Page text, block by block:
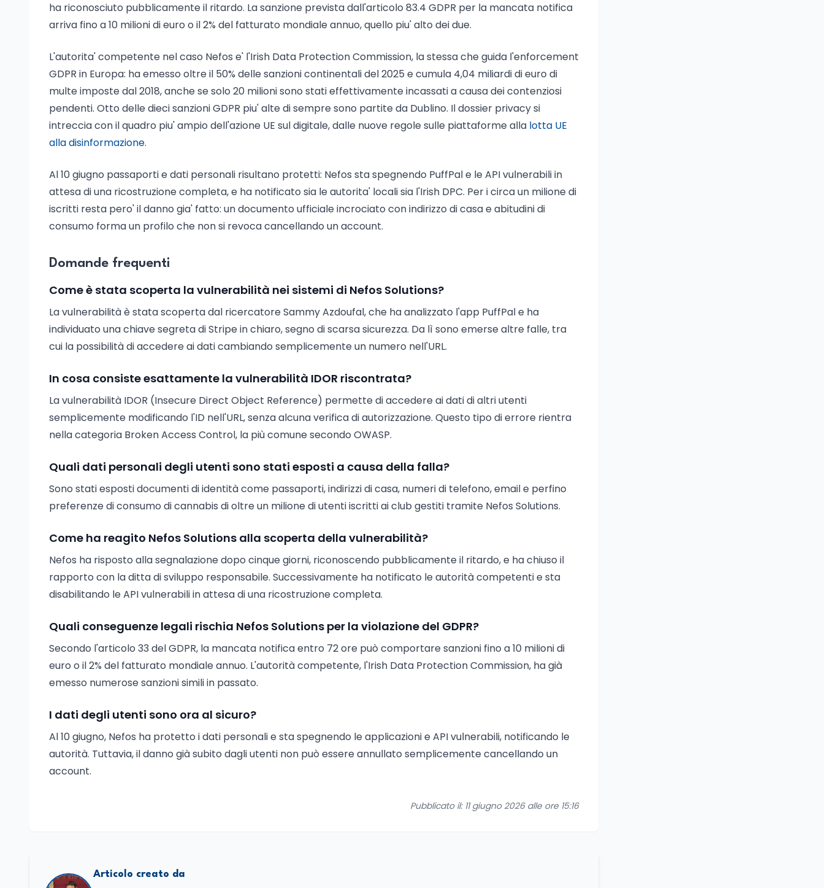
ha riconosciuto pubblicamente il ritardo. La sanzione prevista dall'articolo 83.4 GDPR per la mancata notifica
arriva fino a 10 milioni di euro o il 2% del fatturato mondiale annuo, quello piu' alto dei due.
L'autorita' competente nel caso Nefos e' l'Irish Data Protection Commission, la stessa che guida l'enforcement
GDPR in Europa: ha emesso oltre il 50% delle sanzioni continentali del 2025 e cumula 4,04 miliardi di euro di
multe imposte dal 2018, anche se solo 20 milioni sono stati effettivamente incassati a causa dei contenziosi
pendenti. Otto delle dieci sanzioni GDPR piu' alte di sempre sono partite da Dublino. Il dossier privacy si
intreccia con il quadro piu' ampio dell'azione UE sul digitale, dalle nuove regole sulle piattaforme alla lotta UE
alla disinformazione.
Al 10 giugno passaporti e dati personali risultano protetti: Nefos sta spegnendo PuffPal e le API vulnerabili in
attesa di una ricostruzione completa, e ha notificato sia le autorita' locali sia l'Irish DPC. Per i circa un milione di
iscritti resta pero' il danno gia' fatto: un documento ufficiale incrociato con indirizzo di casa e abitudini di
consumo forma un profilo che non si revoca cancellando un account.
Domande frequenti
Come è stata scoperta la vulnerabilità nei sistemi di Nefos Solutions?
La vulnerabilità è stata scoperta dal ricercatore Sammy Azdoufal, che ha analizzato l'app PuffPal e ha
individuato una chiave segreta di Stripe in chiaro, segno di scarsa sicurezza. Da lì sono emerse altre falle, tra
cui la possibilità di accedere ai dati cambiando semplicemente un numero nell'URL.
In cosa consiste esattamente la vulnerabilità IDOR riscontrata?
La vulnerabilità IDOR (Insecure Direct Object Reference) permette di accedere ai dati di altri utenti
semplicemente modificando l'ID nell'URL, senza alcuna verifica di autorizzazione. Questo tipo di errore rientra
nella categoria Broken Access Control, la più comune secondo OWASP.
Quali dati personali degli utenti sono stati esposti a causa della falla?
Sono stati esposti documenti di identità come passaporti, indirizzi di casa, numeri di telefono, email e perfino
preferenze di consumo di cannabis di oltre un milione di utenti iscritti ai club gestiti tramite Nefos Solutions.
Come ha reagito Nefos Solutions alla scoperta della vulnerabilità?
Nefos ha risposto alla segnalazione dopo cinque giorni, riconoscendo pubblicamente il ritardo, e ha chiuso il
rapporto con la ditta di sviluppo responsabile. Successivamente ha notificato le autorità competenti e sta
disabilitando le API vulnerabili in attesa di una ricostruzione completa.
Quali conseguenze legali rischia Nefos Solutions per la violazione del GDPR?
Secondo l'articolo 33 del GDPR, la mancata notifica entro 72 ore può comportare sanzioni fino a 10 milioni di
euro o il 2% del fatturato mondiale annuo. L'autorità competente, l'Irish Data Protection Commission, ha già
emesso numerose sanzioni simili in passato.
I dati degli utenti sono ora al sicuro?
Al 10 giugno, Nefos ha protetto i dati personali e sta spegnendo le applicazioni e API vulnerabili, notificando le
autorità. Tuttavia, il danno già subito dagli utenti non può essere annullato semplicemente cancellando un
account.
Pubblicato il: 11 giugno 2026 alle ore 15:16
Articolo creato da